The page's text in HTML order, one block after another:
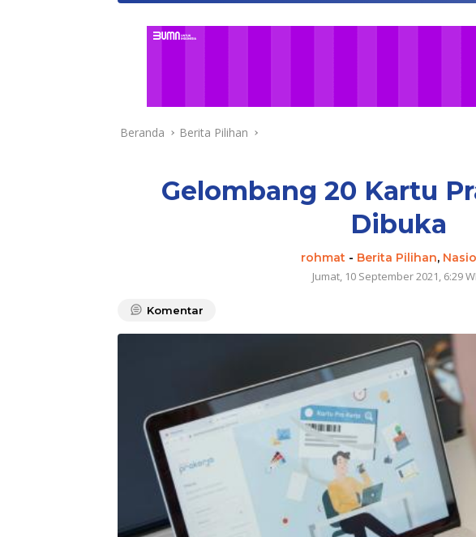
Beranda Berita Pilihan
Gelombang 20 Kartu
Dibuka
rohmat - Berita Pilihan,
Jumat, 10 September 2021, 6:29
Komentar